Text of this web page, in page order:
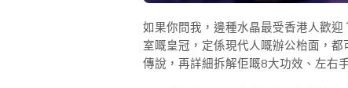
如果你問我，邊種水晶最受香港人歡
室嘅皇冠，定係現代人嘅辦公枱面，
傳說，再詳細拆解佢嘅8大功效、左右